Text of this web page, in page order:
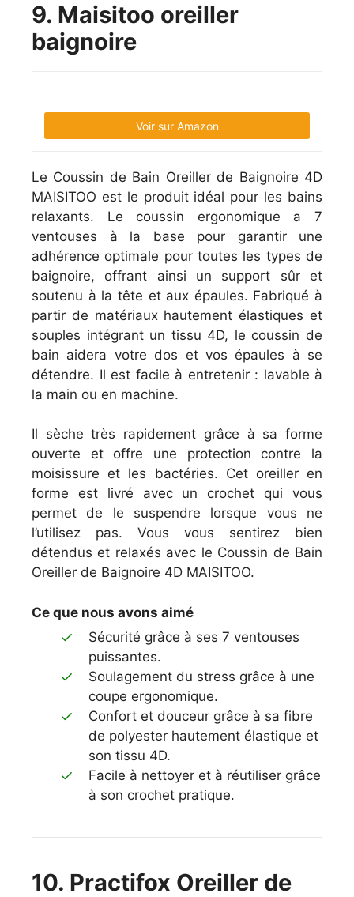
9. Maisitoo oreiller
baignoire
Voir sur Amazon
Le Coussin de Bain Oreiller de Baignoire 4D
MAISITOO est le produit idéal pour les bains
relaxants. Le coussin ergonomique a 7
ventouses à la base pour garantir une
adhérence optimale pour toutes les types de
baignoire, offrant ainsi un support sûr et
soutenu à la tête et aux épaules. Fabriqué à
partir de matériaux hautement élastiques et
souples intégrant un tissu 4D, le coussin de
bain aidera votre dos et vos épaules à se
détendre. Il est facile à entretenir : lavable à
la main ou en machine.
Il sèche très rapidement grâce à sa forme
ouverte et offre une protection contre la
moisissure et les bactéries. Cet oreiller en
forme est livré avec un crochet qui vous
permet de le suspendre lorsque vous ne
l’utilisez pas. Vous vous sentirez bien
détendus et relaxés avec le Coussin de Bain
Oreiller de Baignoire 4D MAISITOO.
Ce que nous avons aimé
Sécurité grâce à ses 7 ventouses
puissantes.
Soulagement du stress grâce à une
coupe ergonomique.
Confort et douceur grâce à sa fibre
de polyester hautement élastique et
son tissu 4D.
Facile à nettoyer et à réutiliser grâce
à son crochet pratique.
10. Practifox Oreiller de